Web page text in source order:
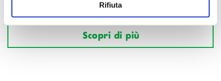
Rifiuta
Scopri di più